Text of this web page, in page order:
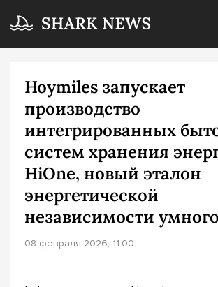
Hoymiles запускает
производство
интегрированных
систем хранения
HiOne, новый эталон
энергетической
независимости
08 февраля 2026, 11:00